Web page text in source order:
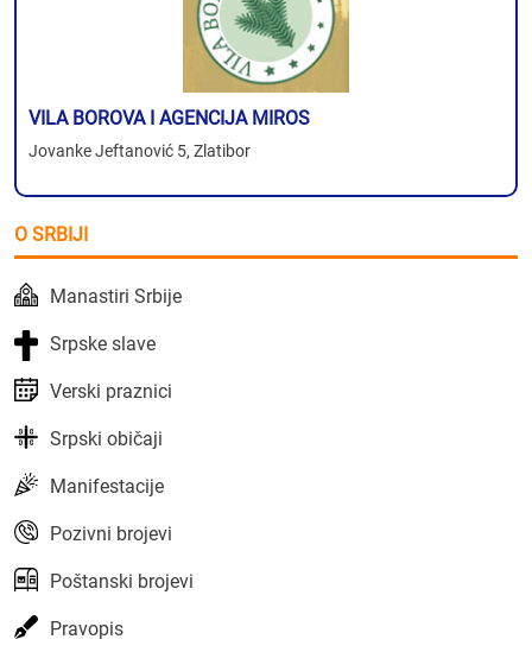
VILA BOROVA I AGENCIJA MIROS
Jovanke Jeftanović 5, Zlatibor
O SRBIJI
Manastiri Srbije
Srpske slave
Verski praznici
Srpski običaji
Manifestacije
Pozivni brojevi
Poštanski brojevi
Pravopis